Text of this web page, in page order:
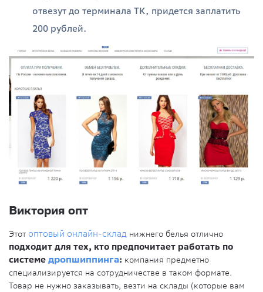
отвезут до терминала ТК, придется заплатить
200 рублей.
Виктория опт
Этот оптовый онлайн-склад нижнего белья отлично
подходит для тех, кто предпочитает работать по
системе дропшиппинга: компания предметно
специализируется на сотрудничестве в таком формате.
Товар не нужно заказывать, везти на склады (которые вам